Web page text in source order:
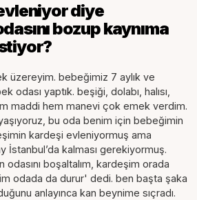
diye
bozup kaynıma
üzereyim. bebeğimiz 7 aylık ve
odası yaptık. beşiği, dolabı, halısı,
maddi hem manevi çok emek verdim.
bu oda benim için bebeğimin
kardeşi evleniyormuş ama
İstanbul’da kalması gerekiyormuş.
boşaltalım, kardeşim orada
odada da durur' dedi. ben başta şaka
anlayınca kan beynime sıçradı.